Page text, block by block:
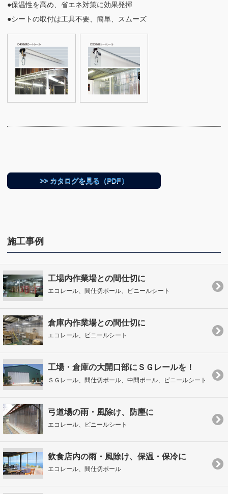
●保温性を高め、省エネ対策に効果発揮
●シートの取付は工具不要、簡単、スムーズ
>> カタログを見る（PDF）
施工事例
工場内作業場との間仕切に
エコレール、間仕切ポール、ビニールシート
倉庫内作業場との間仕切に
エコレール、ビニールシート
工場・倉庫の大開口部にＳＧレールを！
ＳＧレール、間仕切ポール、中間ポール、ビニールシート
弓道場の雨・風除け、防塵に
エコレール、ビニールシート
飲食店内の雨・風除け、保温・保冷に
エコレール、間仕切ポール